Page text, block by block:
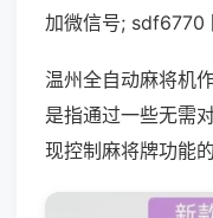
加微信号; sdf6770
温州全自动麻将机
是指通过一些无需
现控制麻将牌功能